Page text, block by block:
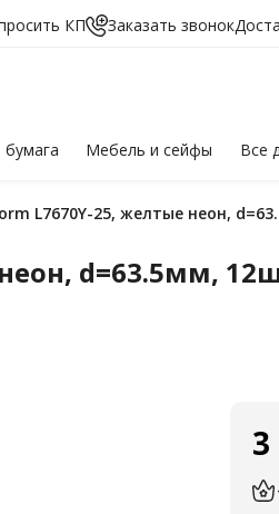
КП Заказать звонок
бумага Мебельи сейфы Все
L7670Y-25, желтые неон,
d=63.5мм,
3